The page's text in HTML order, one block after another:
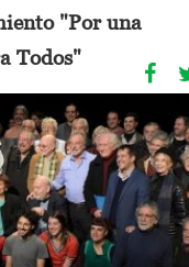
"Por una
Todos"